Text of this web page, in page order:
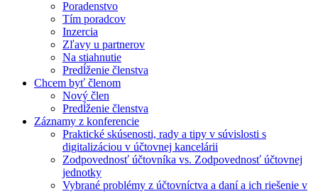
Poradenstvo
Tím poradcov
Inzercia
Zľavy u partnerov
Na stiahnutie
Predĺženie členstva
Chcem byť členom
Nový člen
Predĺženie členstva
Záznamy z konferencie
Praktické skúsenosti, rady a tipy v súvislosti s
digitalizáciou v účtovnej kancelárii
Zodpovednosť účtovníka vs. Zodpovednosť účtovnej
jednotky
Vybrané problémy z účtovníctva a daní a ich riešenie v